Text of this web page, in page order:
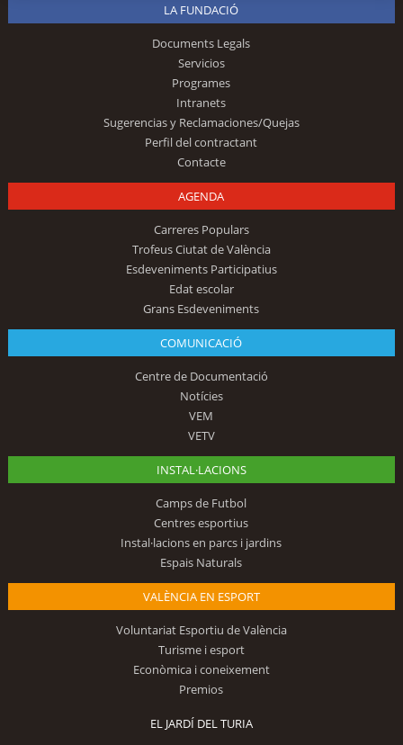
LA FUNDACIÓ
Documents Legals
Servicios
Programes
Intranets
Sugerencias y Reclamaciones/Quejas
Perfil del contractant
Contacte
AGENDA
Carreres Populars
Trofeus Ciutat de València
Esdeveniments Participatius
Edat escolar
Grans Esdeveniments
COMUNICACIÓ
Centre de Documentació
Notícies
VEM
VETV
INSTAL·LACIONS
Camps de Futbol
Centres esportius
Instal·lacions en parcs i jardins
Espais Naturals
VALÈNCIA EN ESPORT
Voluntariat Esportiu de València
Turisme i esport
Econòmica i coneixement
Premios
EL JARDÍ DEL TURIA